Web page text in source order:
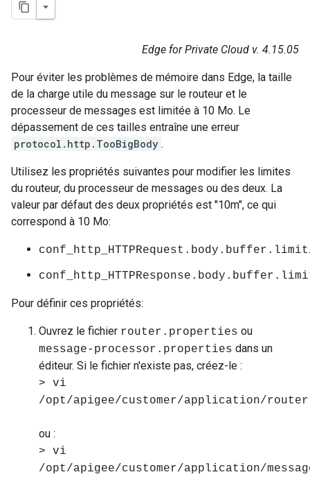
Edge for Private Cloud v. 4.15.05
Pour éviter les problèmes de mémoire dans Edge, la taille
de la charge utile du message sur le routeur et le
processeur de messages est limitée à 10 Mo. Le
dépassement de ces tailles entraîne une erreur
protocol.http.TooBigBody .
Utilisez les propriétés suivantes pour modifier les limites
du routeur, du processeur de messages ou des deux. La
valeur par défaut des deux propriétés est "10m", ce qui
correspond à 10 Mo:
conf_http_HTTPRequest.body.buffer.limit.
Pour définir ces propriétés:
Ouvrez le fichier router.properties ou
message-processor.properties dans un
éditeur. Si le fichier n'existe pas, créez-le :
> vi
/opt/apigee/customer/application/
ou :
> vi
/opt/apigee/customer/application/